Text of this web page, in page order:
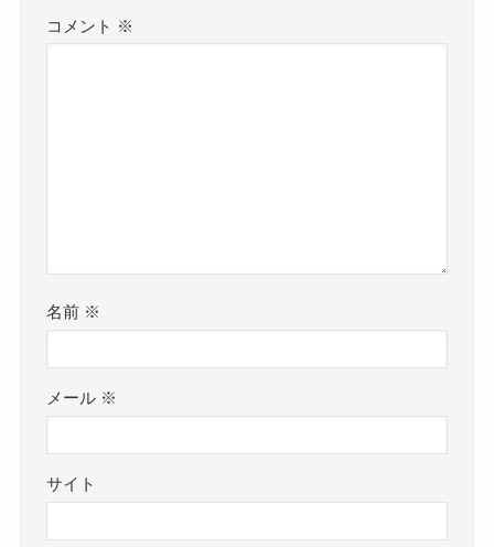
コメント ※
名前 ※
メール ※
サイト